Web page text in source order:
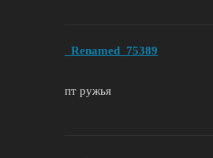
_Renamed_75389
пт ружья